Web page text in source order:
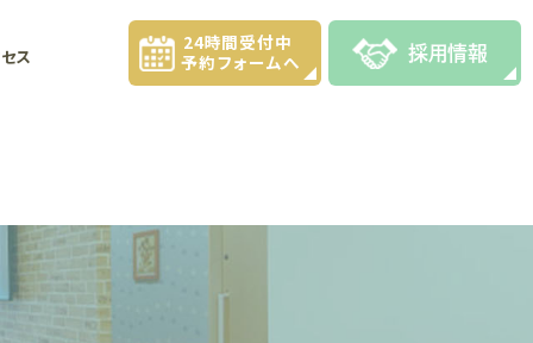
ス
24時間受付中
予約フォームへ
採用情報